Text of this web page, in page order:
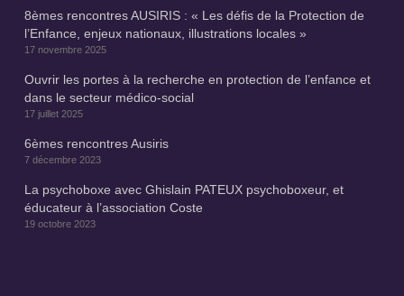
8èmes rencontres AUSIRIS : « Les défis de la Protection de
l’Enfance, enjeux nationaux, illustrations locales »
17 novembre 2025
Ouvrir les portes à la recherche en protection de l’enfance et
dans le secteur médico-social
17 juillet 2025
6èmes rencontres Ausiris
7 décembre 2023
La psychoboxe avec Ghislain PATEUX psychoboxeur, et
éducateur à l’association Coste
19 octobre 2023